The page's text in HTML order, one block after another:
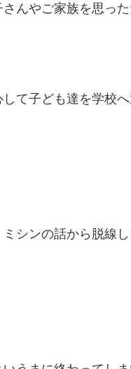
んやご家族を思った
て子ども達を学校
シンの話から脱線し